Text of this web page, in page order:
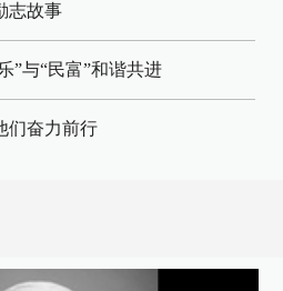
志故事
”与“民富”和谐共进
们奋力前行